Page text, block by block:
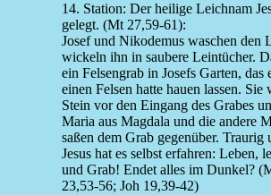
14. Station: Der heilige Leichnam
gelegt. (Mt 27,59-61):
Josef und Nikodemus waschen den
wickeln ihn in saubere Leintücher.
ein Felsengrab in Josefs Garten, das
einen Felsen hatte hauen lassen. Sie
Stein vor den Eingang des Grabes
Maria aus Magdala und die andere
saßen dem Grab gegenüber. Traurig
Jesus hat es selbst erfahren: Leben,
und Grab! Endet alles im Dunkel?
23,53-56; Joh 19,39-42)